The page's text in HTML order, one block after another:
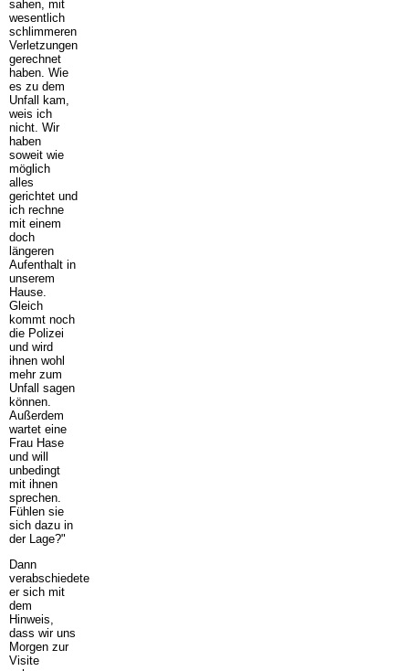
sahen, mit
wesentlich
schlimmeren
Verletzungen
gerechnet
haben. Wie
es zu dem
Unfall kam,
weis ich
nicht. Wir
haben
soweit wie
möglich
alles
gerichtet und
ich rechne
mit einem
doch
längeren
Aufenthalt in
unserem
Hause.
Gleich
kommt noch
die Polizei
und wird
ihnen wohl
mehr zum
Unfall sagen
können.
Außerdem
wartet eine
Frau Hase
und will
unbedingt
mit ihnen
sprechen.
Fühlen sie
sich dazu in
der Lage?"
Dann
verabschiedete
er sich mit
dem
Hinweis,
dass wir uns
Morgen zur
Visite